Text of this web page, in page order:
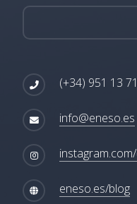
(+34) 951 13
info@eneso.es
eneso.es/blog